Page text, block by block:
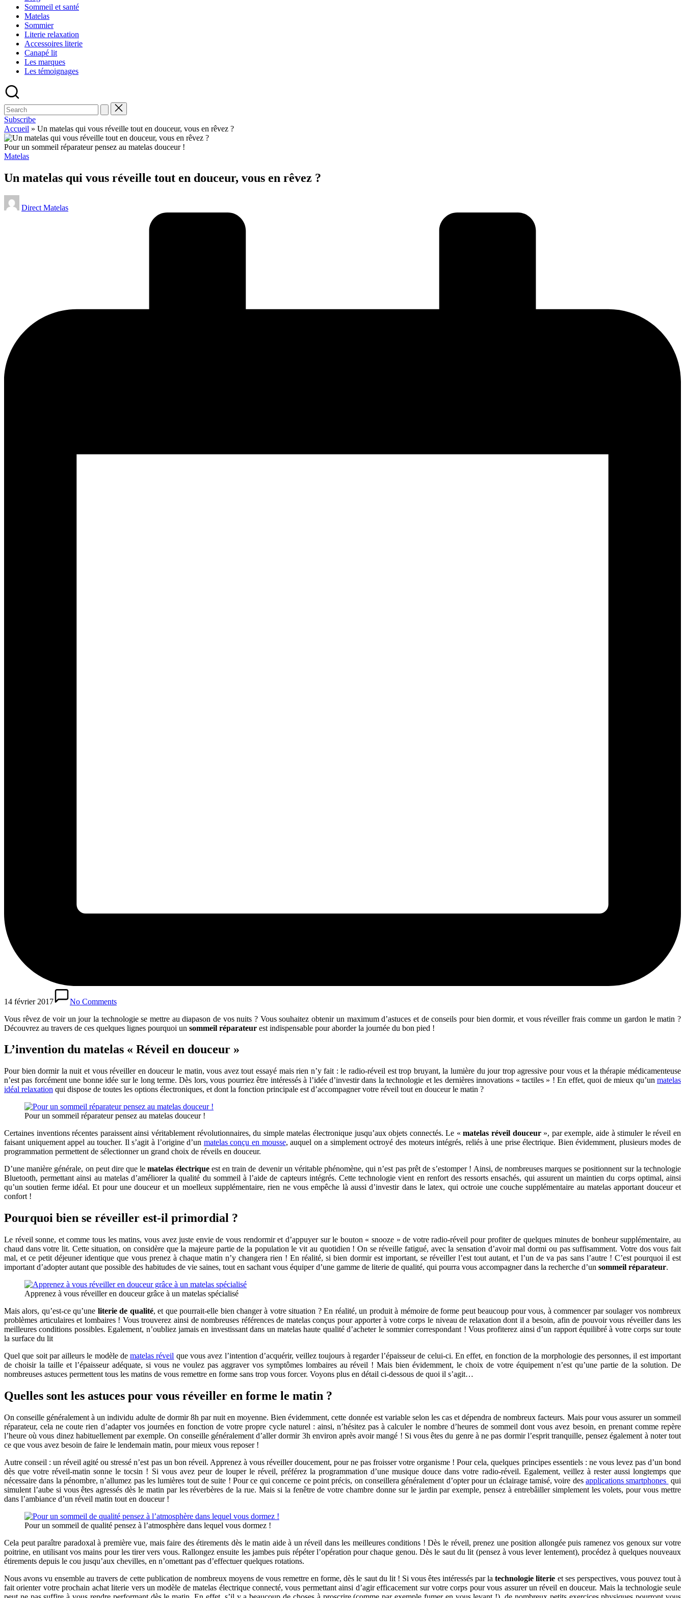
Sommeil et santé
Matelas
Sommier
Literie relaxation
Accessoires literie
Canapé lit
Les marques
Les témoignages
Subscribe
Accueil » Un matelas qui vous réveille tout en douceur, vous en rêvez ?
Pour un sommeil réparateur pensez au matelas douceur !
Matelas
Un matelas qui vous réveille tout en douceur, vous en rêvez ?
Direct Matelas
14 février 2017
No Comments
Vous rêvez de voir un jour la technologie se mettre au diapason de vos nuits ? Vous souhaitez obtenir un maximum d’astuces et de conseils pour bien dormir, et vous réveiller frais comme un gardon le matin ?
Découvrez au travers de ces quelques lignes pourquoi un sommeil réparateur est indispensable pour aborder la journée du bon pied !
L’invention du matelas « Réveil en douceur »
Pour bien dormir la nuit et vous réveiller en douceur le matin, vous avez tout essayé mais rien n’y fait : le radio-réveil est trop bruyant, la lumière du jour trop agressive pour vous et la thérapie médicamenteuse
n’est pas forcément une bonne idée sur le long terme. Dès lors, vous pourriez être intéressés à l’idée d’investir dans la technologie et les dernières innovations « tactiles » ! En effet, quoi de mieux qu’un matelas
idéal relaxation qui dispose de toutes les options électroniques, et dont la fonction principale est d’accompagner votre réveil tout en douceur le matin ?
Pour un sommeil réparateur pensez au matelas douceur !
Certaines inventions récentes paraissent ainsi véritablement révolutionnaires, du simple matelas électronique jusqu’aux objets connectés. Le «matelas réveil douceur», par exemple, aide à stimuler le réveil en
faisant uniquement appel au toucher. Il s’agit à l’origine d’un matelas conçu en mousse, auquel on a simplement octroyé des moteurs intégrés, reliés à une prise électrique. Bien évidemment, plusieurs modes de
programmation permettent de sélectionner un grand choix de réveils en douceur.
D’une manière générale, on peut dire que le matelas électriqueest en train de devenir un véritable phénomène, qui n’est pas prêt de s’estomper ! Ainsi, de nombreuses marques se positionnent sur la technologie
Bluetooth, permettant ainsi au matelas d’améliorer la qualité du sommeil à l’aide de capteurs intégrés. Cette technologie vient en renfort des ressorts ensachés, qui assurent un maintien du corps optimal, ainsi
qu’un soutien ferme idéal. Et pour une douceur et un moelleux supplémentaire, rien ne vous empêche là aussi d’investir dans le latex, qui octroie une couche supplémentaire au matelas apportant douceur et
confort !
Pourquoi bien se réveiller est-il primordial ?
Le réveil sonne, et comme tous les matins, vous avez juste envie de vous rendormir et d’appuyer sur le bouton « snooze » de votre radio-réveil pour profiter de quelques minutes de bonheur supplémentaire, au
chaud dans votre lit. Cette situation, on considère que la majeure partie de la population le vit au quotidien ! On se réveille fatigué, avec la sensation d’avoir mal dormi ou pas suffisamment. Votre dos vous fait
mal, et ce petit déjeuner identique que vous prenez à chaque matin n’y changera rien ! En réalité, si bien dormir est important, se réveiller l’est tout autant, et l’un de va pas sans l’autre ! C’est pourquoi il est
important d’adopter autant que possible des habitudes de vie saines, tout en sachant vous équiper d’une gamme de literie de qualité, qui pourra vous accompagner dans la recherche d’un sommeil réparateur.
Apprenez à vous réveiller en douceur grâce à un matelas spécialisé
Mais alors, qu’est-ce qu’une literie de qualité, et que pourrait-elle bien changer à votre situation ? En réalité, un produit à mémoire de forme peut beaucoup pour vous, à commencer par soulager vos nombreux
problèmes articulaires et lombaires ! Vous trouverez ainsi de nombreuses références de matelas conçus pour apporter à votre corps le niveau de relaxation dont il a besoin, afin de pouvoir vous réveiller dans les
meilleures conditions possibles. Egalement, n’oubliez jamais en investissant dans un matelas haute qualité d’acheter le sommier correspondant ! Vous profiterez ainsi d’un rapport équilibré à votre corps sur toute
la surface du lit
Quel que soit par ailleurs le modèle dematelas réveil que vous avez l’intention d’acquérir, veillez toujours à regarder l’épaisseur de celui-ci. En effet, en fonction de la morphologie des personnes, il est important
de choisir la taille et l’épaisseur adéquate, si vous ne voulez pas aggraver vos symptômes lombaires au réveil ! Mais bien évidemment, le choix de votre équipement n’est qu’une partie de la solution. De
nombreuses astuces permettent tous les matins de vous remettre en forme sans trop vous forcer. Voyons plus en détail ci-dessous de quoi il s’agit…
Quelles sont les astuces pour vous réveiller en forme le matin ?
On conseille généralement à un individu adulte de dormir 8h par nuit en moyenne. Bien évidemment, cette donnée est variable selon les cas et dépendra de nombreux facteurs. Mais pour vous assurer un sommeil
réparateur, cela ne coute rien d’adapter vos journées en fonction de votre propre cycle naturel : ainsi, n’hésitez pas à calculer le nombre d’heures de sommeil dont vous avez besoin, en prenant comme repère
l’heure où vous dinez habituellement par exemple. On conseille généralement d’aller dormir 3h environ après avoir mangé ! Si vous êtes du genre à ne pas dormir l’esprit tranquille, pensez également à noter tout
ce que vous avez besoin de faire le lendemain matin, pour mieux vous reposer !
Autre conseil : un réveil agité ou stressé n’est pas un bon réveil. Apprenez à vous réveiller doucement, pour ne pas froisser votre organisme ! Pour cela, quelques principes essentiels : ne vous levez pas d’un bond
dès que votre réveil-matin sonne le tocsin ! Si vous avez peur de louper le réveil, préférez la programmation d’une musique douce dans votre radio-réveil. Egalement, veillez à rester aussi longtemps que
nécessaire dans la pénombre, n’allumez pas les lumières tout de suite ! Pour ce qui concerne ce point précis, on conseillera généralement d’opter pour un éclairage tamisé, voire des applications smartphones qui
simulent l’aube si vous êtes agressés dès le matin par les réverbères de la rue. Mais si la fenêtre de votre chambre donne sur le jardin par exemple, pensez à entrebâiller simplement les volets, pour vous mettre
dans l’ambiance d’un réveil matin tout en douceur !
Pour un sommeil de qualité pensez à l’atmosphère dans lequel vous dormez !
Cela peut paraître paradoxal à première vue, mais faire des étirements dès le matin aide à un réveil dans les meilleures conditions ! Dès le réveil, prenez une position allongée puis ramenez vos genoux sur votre
poitrine, en utilisant vos mains pour les tirer vers vous. Rallongez ensuite les jambes puis répéter l’opération pour chaque genou. Dès le saut du lit (pensez à vous lever lentement), procédez à quelques nouveaux
étirements depuis le cou jusqu’aux chevilles, en n’omettant pas d’effectuer quelques rotations.
Nous avons vu ensemble au travers de cette publication de nombreux moyens de vous remettre en forme, dès le saut du lit ! Si vous êtes intéressés par latechnologie literie et ses perspectives, vous pouvez tout à
fait orienter votre prochain achat literie vers un modèle de matelas électrique connecté, vous permettant ainsi d’agir efficacement sur votre corps pour vous assurer un réveil en douceur. Mais la technologie seule